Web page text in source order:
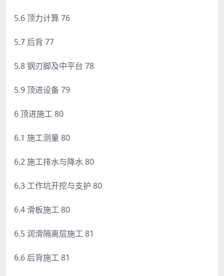
5.6 顶力计算 76
5.7 后背 77
5.8 钢刃脚及中平台 78
5.9 顶进设备 79
6 顶进施工 80
6.1 施工测量 80
6.2 施工排水与降水 80
6.3 工作坑开挖与支护 80
6.4 滑板施工 80
6.5 润滑隔离层施工 81
6.6 后背施工 81